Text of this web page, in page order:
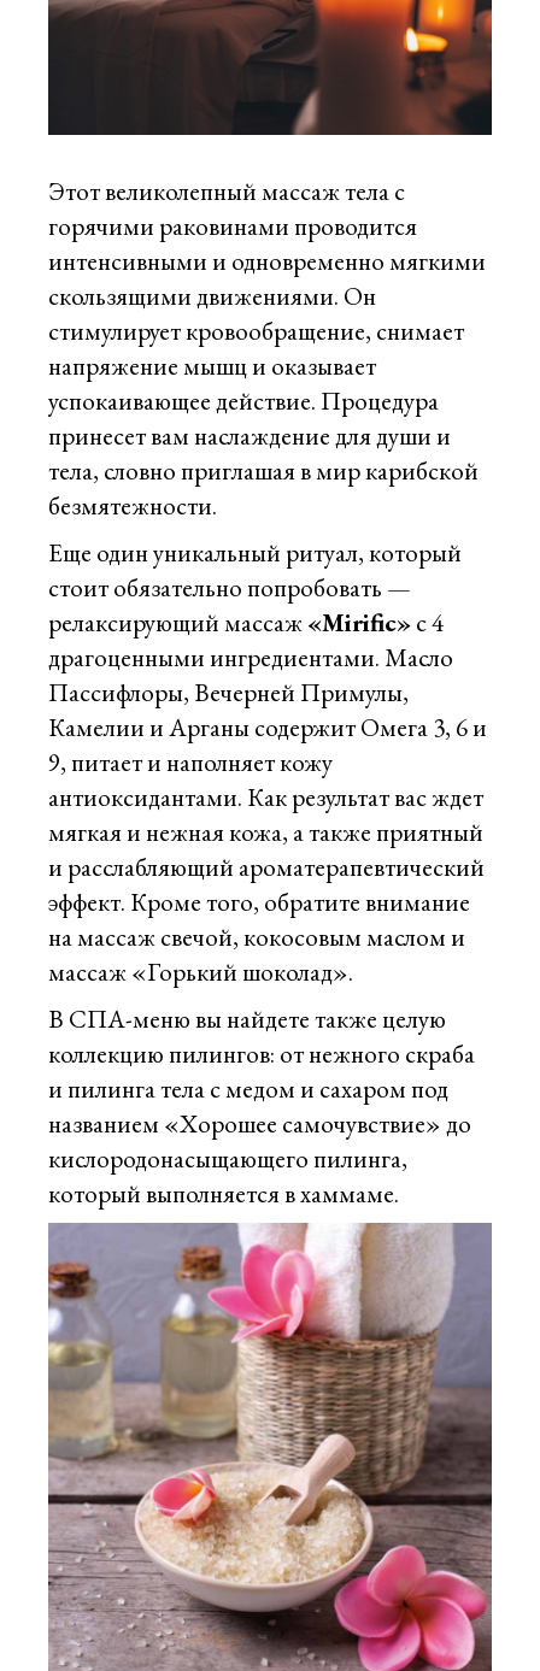
Этот великолепный массаж тела с
горячими раковинами проводится
интенсивными и одновременно мягкими
скользящими движениями. Он
стимулирует кровообращение, снимает
напряжение мышц и оказывает
успокаивающее действие. Процедура
принесет вам наслаждение для души и
тела, словно приглашая в мир карибской
безмятежности.
Еще один уникальный ритуал, который
стоит обязательно попробовать —
релаксирующий массаж«Mirific»с 4
драгоценными ингредиентами. Масло
Пассифлоры, Вечерней Примулы,
Камелии и Арганы содержит Омега 3, 6 и
9, питает и наполняет кожу
антиоксидантами. Как результат вас ждет
мягкая и нежная кожа, а также приятный
и расслабляющий ароматерапевтический
эффект. Кроме того, обратите внимание
на массаж свечой, кокосовым маслом и
массаж «Горький шоколад».
В СПА-меню вы найдете также целую
коллекцию пилингов: от нежного скраба
и пилинга тела с медом и сахаром под
названием «Хорошее самочувствие» до
кислородонасыщающего пилинга,
который выполняется в хаммаме.